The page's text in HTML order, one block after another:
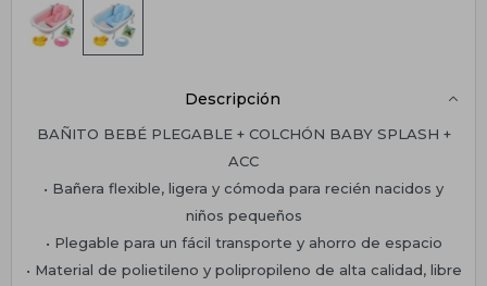
Descripción
BAÑITO BEBÉ PLEGABLE + COLCHÓN BABY SPLASH +
ACC
• Bañera flexible, ligera y cómoda para recién nacidos y
niños pequeños
• Plegable para un fácil transporte y ahorro de espacio
• Material de polietileno y polipropileno de alta calidad, libre